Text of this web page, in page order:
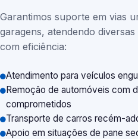
Garantimos suporte em vias
garagens, atendendo
com eficiência:
Atendimento para veículos
Remoção de automóveis com
comprometidos
Transporte de carros recém-
Apoio em situações de pane